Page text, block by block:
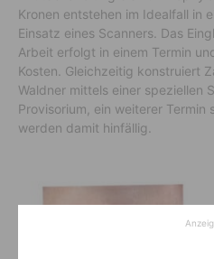
Kronen entstehen im Idealfall in
Einsatz eines Scanners. Das
Arbeit erfolgt in einem Termin
Kosten. Gleichzeitig konstruiert
Waldner mittels einer speziellen
Provisorium, ein weiterer Termin
werden damit hinfällig.